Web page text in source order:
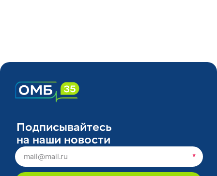
Подписывайтесь
на наши новости
*